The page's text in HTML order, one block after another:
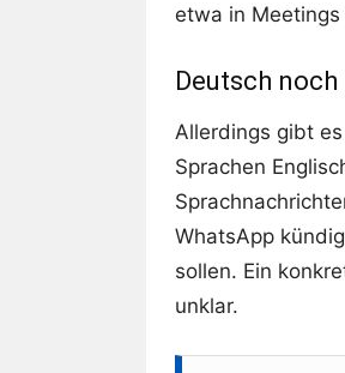
etwa in
Deutsch
Allerdings gibt
Sprachen
WhatsApp
sollen. Ein
unklar.